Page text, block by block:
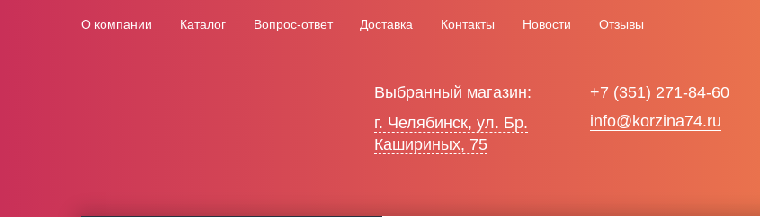
О компании Каталог Вопрос-ответ Доставка Контакты Новости Отзывы
Выбранный магазин:
г. Челябинск, ул. Бр.
Кашириных, 75
+7 (351) 271-84-60
info@korzina74.ru